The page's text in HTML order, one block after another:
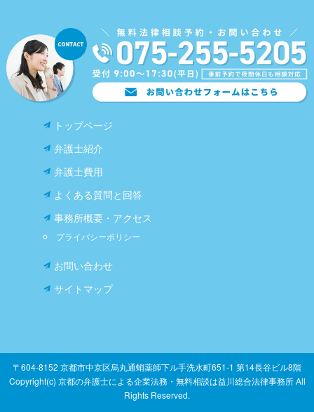
トップページ
弁護士紹介
弁護士費用
よくある質問と回答
事務所概要・アクセス
プライバシーポリシー
お問い合わせ
サイトマップ
〒604-8152 京都市中京区烏丸通蛸薬師下ル手洗水町651-1 第14長谷ビル8階
Copyright(c) 京都の弁護士による企業法務・無料相談は益川総合法律事務所 All
Rights Reserved.